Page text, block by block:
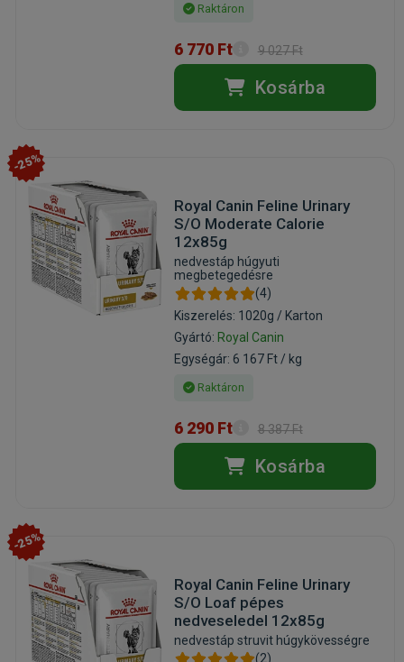
Raktáron
6 770 Ft 9 027 Ft
Kosárba
-25%
Royal Canin Feline Urinary
S/O Moderate Calorie
12x85g
nedvestáp húgyuti
megbetegedésre
(4)
Kiszerelés: 1020g / Karton
Gyártó: Royal Canin
Egységár: 6 167 Ft / kg
Raktáron
6 290 Ft 8 387 Ft
Kosárba
-25%
Royal Canin Feline Urinary
S/O Loaf pépes
nedveseledel 12x85g
nedvestáp struvit húgykövességre
(2)